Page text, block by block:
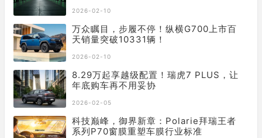
2026-02-10
万众瞩目，步履不停！纵横G700上市百
天销量突破10331辆！
2026-02-10
8.29万起享越级配置！瑞虎7 PLUS，让
年底购车再不用妥协
2026-02-05
科技巅峰，御界新章：Polarie拜瑞王者
系列P70窗膜重塑车膜行业标准